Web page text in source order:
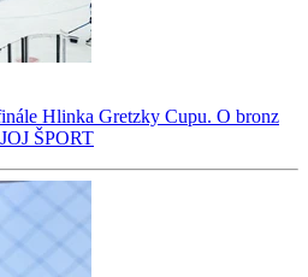
Hlinka Gretzky Cupu. O bronz
ŠPORT